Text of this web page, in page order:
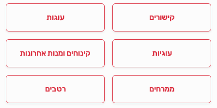
קישורים עוגות
עוגיות קינוחים ומנות אחרונות
ממרחים רטבים